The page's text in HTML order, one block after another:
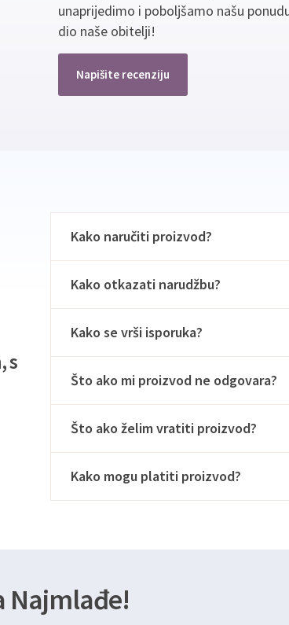
unaprijedimo i poboljšamo našu
dio naše obitelji!
Napišite recenziju
s
Kako naručiti proizvod?
Kako otkazati narudžbu?
Kako se vrši isporuka?
Što ako mi proizvod ne odgovara?
Što ako želim vratiti proizvod?
Kako mogu platiti proizvod?
Najmlađe!